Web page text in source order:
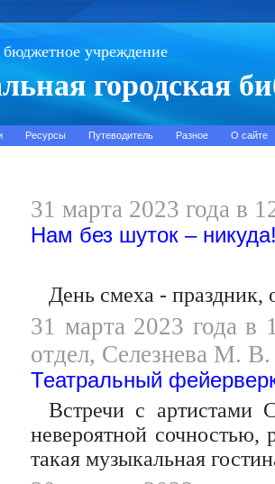
учреждение
городская
Ресурсы Путеводитель Разное О сайте
31 марта 2023 года в
Нам без шуток –
День смеха - праздник,
31 марта 2023 года в
отдел, Селезнева М. В.
Театральный
Встречи с артистами
невероятной
такая музыкальная